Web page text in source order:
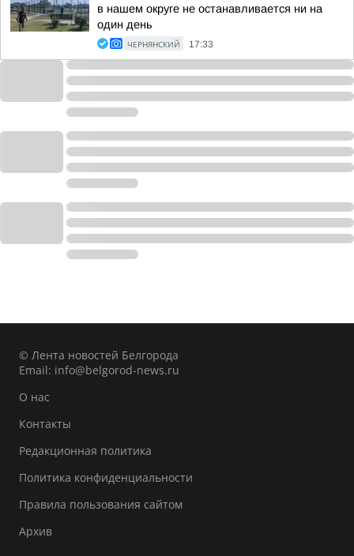
в нашем округе не останавливается ни на
один день
ЧЕРНЯНСКИЙ 17:33
© Лента новостей Белгорода
Email: info@belgorod-news.ru
О нас
Контакты
Редакционная политика
Политика конфиденциальности
Правила пользования сайтом
Архив